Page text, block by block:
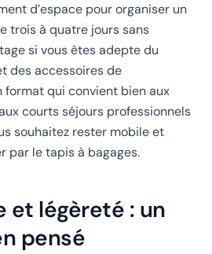
d’espace pour organiser un
trois à quatre jours sans
si vous êtes adepte du
des accessoires de
format qui convient bien aux
courts séjours professionnels
souhaitez rester mobile et
par le tapis à bagages.
et légèreté : un
pensé